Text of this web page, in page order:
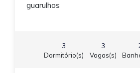
guarulhos
3
Dormitório(s)
3
Vagas(s)